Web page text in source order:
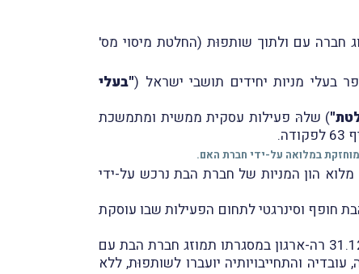
מיזוג חברה עם ולתוך שותפוּת (החלטת מיסוי מס'
"בעלי
) שלהּ פעילות עסקית ממשית ומתמשכת
מלוא הון המניות של חברת הבת נרכש על-ידי
לפקודה. תחום פעילותה של חברת הבת חופף וסינרגטי לתחום הפעילות שבו עוסקת
) לבצע ביום 31.12.2025 רה-ארגון במסגרתו תמוזג חברת הבת עם
והתחייבויותיה יועברו לשותפוּת, ללא